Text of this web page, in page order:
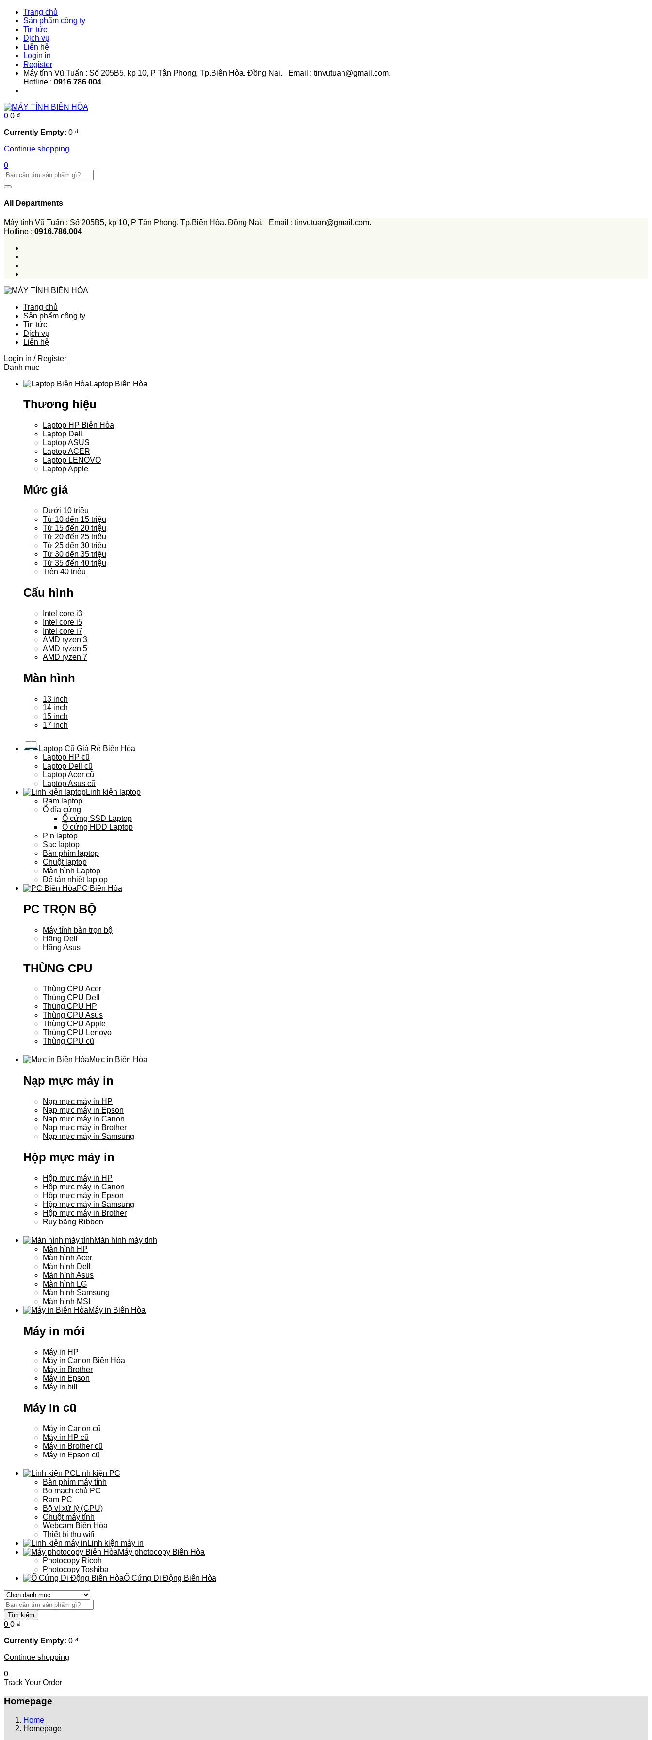
Trang chủ
Sản phẩm công ty
Tin tức
Dịch vụ
Liên hệ
Login in
Register
Máy tính Vũ Tuấn : Số 205B5, kp 10, P Tân Phong, Tp.Biên Hòa. Đồng Nai. Email : tinvutuan@gmail.com.
Hotline : 0916.786.004
0 0 ₫
Currently Empty: 0 ₫
Continue shopping
0
All Departments
Máy tính Vũ Tuấn : Số 205B5, kp 10, P Tân Phong, Tp.Biên Hòa. Đồng Nai. Email : tinvutuan@gmail.com.
Hotline : 0916.786.004
Trang chủ
Sản phẩm công ty
Tin tức
Dịch vụ
Liên hệ
Login in / Register
Danh mục
Laptop Biên Hòa
Thương hiệu
Laptop HP Biên Hòa
Laptop Dell
Laptop ASUS
Laptop ACER
Laptop LENOVO
Laptop Apple
Mức giá
Dưới 10 triệu
Từ 10 đến 15 triệu
Từ 15 đến 20 triệu
Từ 20 đến 25 triệu
Từ 25 đến 30 triệu
Từ 30 đến 35 triệu
Từ 35 đến 40 triệu
Trên 40 triệu
Cấu hình
Intel core i3
Intel core i5
Intel core i7
AMD ryzen 3
AMD ryzen 5
AMD ryzen 7
Màn hình
13 inch
14 inch
15 inch
17 inch
Laptop Cũ Giá Rẻ Biên Hòa
Laptop HP cũ
Laptop Dell cũ
Laptop Acer cũ
Laptop Asus cũ
Linh kiện laptop
Ram laptop
Ổ đĩa cứng
Ổ cứng SSD Laptop
Ổ cứng HDD Laptop
Pin laptop
Sạc laptop
Bàn phím laptop
Chuột laptop
Màn hình Laptop
Đế tản nhiệt laptop
PC Biên Hòa
PC TRỌN BỘ
Máy tính bàn trọn bộ
Hãng Dell
Hãng Asus
THÙNG CPU
Thùng CPU Acer
Thùng CPU Dell
Thùng CPU HP
Thùng CPU Asus
Thùng CPU Apple
Thùng CPU Lenovo
Thùng CPU cũ
Mực in Biên Hòa
Nạp mực máy in
Nạp mực máy in HP
Nạp mực máy in Epson
Nạp mực máy in Canon
Nạp mực máy in Brother
Nạp mực máy in Samsung
Hộp mực máy in
Hộp mực máy in HP
Hộp mực máy in Canon
Hộp mực máy in Epson
Hộp mực máy in Samsung
Hộp mực máy in Brother
Ruy băng Ribbon
Màn hình máy tính
Màn hình HP
Màn hình Acer
Màn hình Dell
Màn hình Asus
Màn hình LG
Màn hình Samsung
Màn hình MSI
Máy in Biên Hòa
Máy in mới
Máy in HP
Máy in Canon Biên Hòa
Máy in Brother
Máy in Epson
Máy in bill
Máy in cũ
Máy in Canon cũ
Máy in HP cũ
Máy in Brother cũ
Máy in Epson cũ
Linh kiện PC
Bàn phím máy tính
Bo mạch chủ PC
Ram PC
Bộ vi xử lý (CPU)
Chuột máy tính
Webcam Biên Hòa
Thiết bị thu wifi
Linh kiện máy in
Máy photocopy Biên Hòa
Photocopy Ricoh
Photocopy Toshiba
Ổ Cứng Di Động Biên Hòa
Tìm kiếm
0 0 ₫
Currently Empty: 0 ₫
Continue shopping
0
Track Your Order
Homepage
Home
Homepage